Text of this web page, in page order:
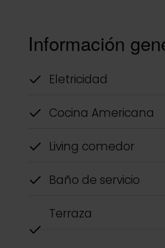
Información
Eletricidad
Cocina Americana
Living comedor
Baño de servicio
Terraza